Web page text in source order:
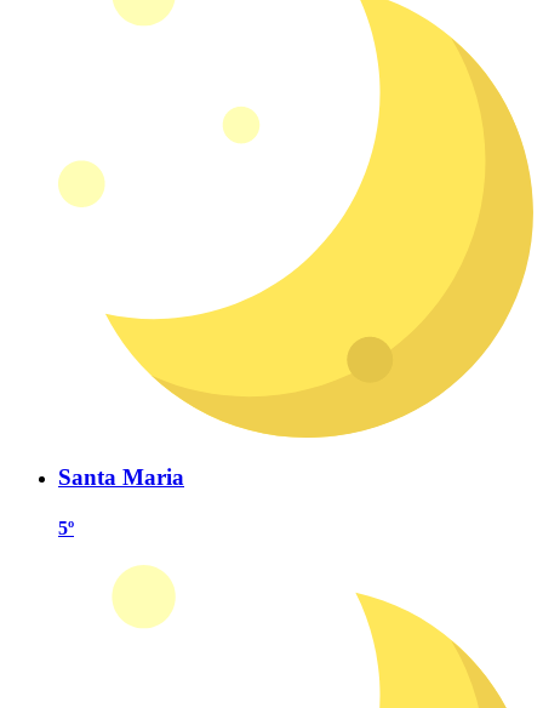
Santa Maria
5º